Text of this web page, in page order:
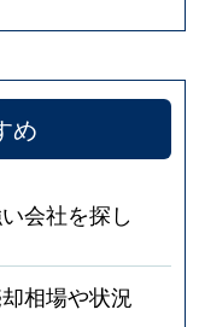
め
会社を探し
相場や状況